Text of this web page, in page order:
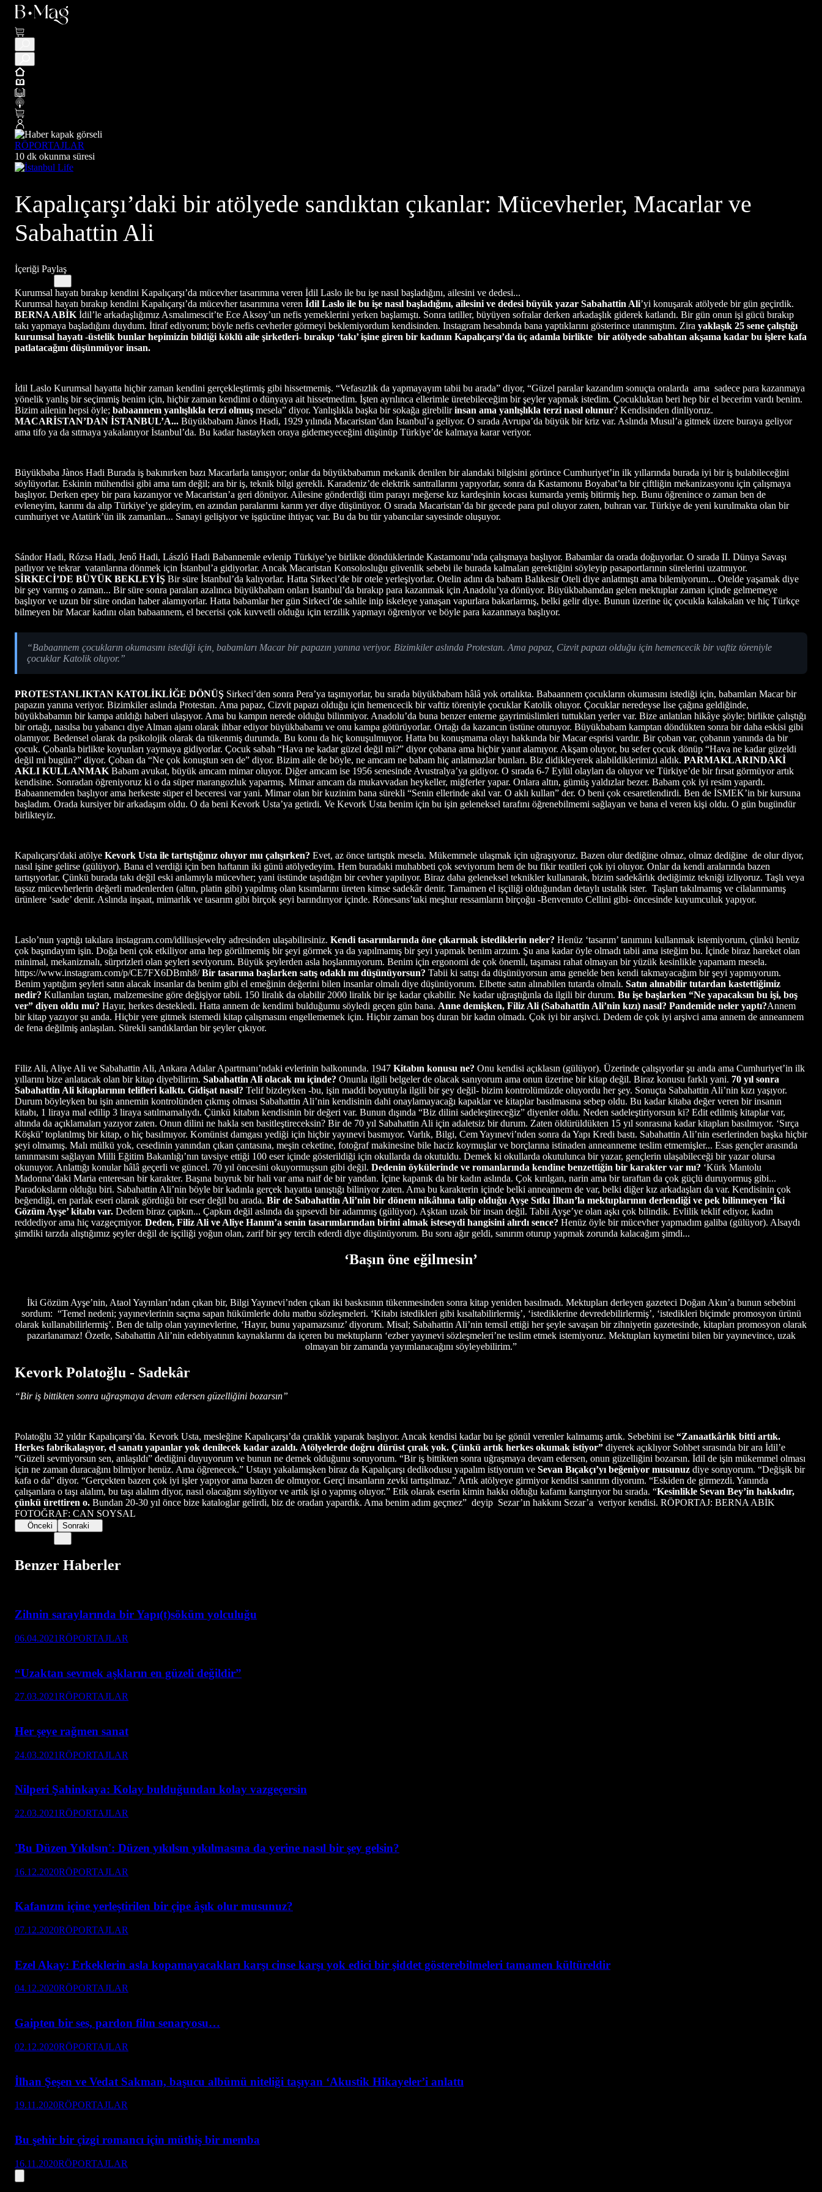
RÖPORTAJLAR
10 dk okunma süresi
Kapalıçarşı’daki bir atölyede sandıktan çıkanlar: Mücevherler, Macarlar ve
Sabahattin Ali
İçeriği Paylaş
Kurumsal hayatı bırakıp kendini Kapalıçarşı’da mücevher tasarımına veren İdil Laslo ile bu işe nasıl başladığını, ailesini ve dedesi...
Kurumsal hayatı bırakıp kendini Kapalıçarşı’da mücevher tasarımına veren İdil Laslo ile bu işe nasıl başladığını, ailesini ve dedesi büyük yazar Sabahattin Ali’yi konuşarak atölyede bir gün geçirdik.
BERNA ABİK İdil’le arkadaşlığımız Asmalımescit’te Ece Aksoy’un nefis yemeklerini yerken başlamıştı. Sonra tatiller, büyüyen sofralar derken arkadaşlık giderek katlandı. Bir gün onun işi gücü bırakıp
takı yapmaya başladığını duydum. İtiraf ediyorum; böyle nefis cevherler görmeyi beklemiyordum kendisinden. Instagram hesabında bana yaptıklarını gösterince utanmıştım. Zira yaklaşık 25 sene çalıştığı
kurumsal hayatı -üstelik bunlar hepimizin bildiği köklü aile şirketleri- bırakıp ‘takı’ işine giren bir kadının Kapalıçarşı’da üç adamla birlikte bir atölyede sabahtan akşama kadar bu işlere kafa
patlatacağını düşünmüyor insan.
İdil Laslo Kurumsal hayatta hiçbir zaman kendini gerçekleştirmiş gibi hissetmemiş. “Vefasızlık da yapmayayım tabii bu arada” diyor, “Güzel paralar kazandım sonuçta oralarda ama sadece para kazanmaya
yönelik yanlış bir seçimmiş benim için, hiçbir zaman kendimi o dünyaya ait hissetmedim. İşten ayrılınca ellerimle üretebileceğim bir şeyler yapmak istedim. Çocukluktan beri hep bir el becerim vardı benim.
Bizim ailenin hepsi öyle; babaannem yanlışlıkla terzi olmuş mesela” diyor. Yanlışlıkla başka bir sokağa girebilirinsan ama yanlışlıkla terzi nasıl olunur? Kendisinden dinliyoruz.
MACARİSTAN’DAN İSTANBUL’A... Büyükbabam Jànos Hadi, 1929 yılında Macaristan’dan İstanbul’a geliyor. O sırada Avrupa’da büyük bir kriz var. Aslında Musul’a gitmek üzere buraya geliyor
ama tifo ya da sıtmaya yakalanıyor İstanbul’da. Bu kadar hastayken oraya gidemeyeceğini düşünüp Türkiye’de kalmaya karar veriyor.
Büyükbaba Jànos Hadi Burada iş bakınırken bazı Macarlarla tanışıyor; onlar da büyükbabamın mekanik denilen bir alandaki bilgisini görünce Cumhuriyet’in ilk yıllarında burada iyi bir iş bulabileceğini
söylüyorlar. Eskinin mühendisi gibi ama tam değil; ara bir iş, teknik bilgi gerekli. Karadeniz’de elektrik santrallarını yapıyorlar, sonra da Kastamonu Boyabat’ta bir çiftliğin mekanizasyonu için çalışmaya
başlıyor. Derken epey bir para kazanıyor ve Macaristan’a geri dönüyor. Ailesine gönderdiği tüm parayı meğerse kız kardeşinin kocası kumarda yemiş bitirmiş hep. Bunu öğrenince o zaman ben de
evleneyim, karımı da alıp Türkiye’ye gideyim, en azından paralarımı karım yer diye düşünüyor. O sırada Macaristan’da bir gecede para pul oluyor zaten, buhran var. Türkiye de yeni kurulmakta olan bir
cumhuriyet ve Atatürk’ün ilk zamanları... Sanayi gelişiyor ve işgücüne ihtiyaç var. Bu da bu tür yabancılar sayesinde oluşuyor.
Sándor Hadi, Rózsa Hadi, Jenő Hadi, László Hadi Babannemle evlenip Türkiye’ye birlikte döndüklerinde Kastamonu’nda çalışmaya başlıyor. Babamlar da orada doğuyorlar. O sırada II. Dünya Savaşı
patlıyor ve tekrar vatanlarına dönmek için İstanbul’a gidiyorlar. Ancak Macaristan Konsolosluğu güvenlik sebebi ile burada kalmaları gerektiğini söyleyip pasaportlarının sürelerini uzatmıyor.
SİRKECİ’DE BÜYÜK BEKLEYİŞ Bir süre İstanbul’da kalıyorlar. Hatta Sirkeci’de bir otele yerleşiyorlar. Otelin adını da babam Balıkesir Oteli diye anlatmıştı ama bilemiyorum... Otelde yaşamak diye
bir şey varmış o zaman... Bir süre sonra paraları azalınca büyükbabam onları İstanbul’da bırakıp para kazanmak için Anadolu’ya dönüyor. Büyükbabamdan gelen mektuplar zaman içinde gelmemeye
başlıyor ve uzun bir süre ondan haber alamıyorlar. Hatta babamlar her gün Sirkeci’de sahile inip iskeleye yanaşan vapurlara bakarlarmış, belki gelir diye. Bunun üzerine üç çocukla kalakalan ve hiç Türkçe
bilmeyen bir Macar kadını olan babaannem, el becerisi çok kuvvetli olduğu için terzilik yapmayı öğreniyor ve böyle para kazanmaya başlıyor.
“Babaannem çocukların okumasını istediği için, babamları Macar bir papazın yanına veriyor. Bizimkiler aslında Protestan. Ama papaz, Cizvit papazı olduğu için hemencecik bir vaftiz töreniyle
çocuklar Katolik oluyor.”
PROTESTANLIKTAN KATOLİKLİĞE DÖNÜŞ Sirkeci’den sonra Pera’ya taşınıyorlar, bu sırada büyükbabam hâlâ yok ortalıkta. Babaannem çocukların okumasını istediği için, babamları Macar bir
papazın yanına veriyor. Bizimkiler aslında Protestan. Ama papaz, Cizvit papazı olduğu için hemencecik bir vaftiz töreniyle çocuklar Katolik oluyor. Çocuklar neredeyse lise çağına geldiğinde,
büyükbabamın bir kampa atıldığı haberi ulaşıyor. Ama bu kampın nerede olduğu bilinmiyor. Anadolu’da buna benzer enterne gayrimüslimleri tuttukları yerler var. Bize anlatılan hikâye şöyle; birlikte çalıştığı
bir ortağı, nasılsa bu yabancı diye Alman ajanı olarak ihbar ediyor büyükbabamı ve onu kampa götürüyorlar. Ortağı da kazancın üstüne oturuyor. Büyükbabam kamptan döndükten sonra bir daha eskisi gibi
olamıyor. Bedensel olarak da psikolojik olarak da tükenmiş durumda. Bu konu da hiç konuşulmuyor. Hatta bu konuşmama olayı hakkında bir Macar esprisi vardır. Bir çoban var, çobanın yanında da bir
çocuk. Çobanla birlikte koyunları yaymaya gidiyorlar. Çocuk sabah “Hava ne kadar güzel değil mi?” diyor çobana ama hiçbir yanıt alamıyor. Akşam oluyor, bu sefer çocuk dönüp “Hava ne kadar güzeldi
değil mi bugün?” diyor. Çoban da “Ne çok konuştun sen de” diyor. Bizim aile de böyle, ne amcam ne babam hiç anlatmazlar bunları. Biz didikleyerek alabildiklerimizi aldık. PARMAKLARINDAKİ
AKLI KULLANMAK Babam avukat, büyük amcam mimar oluyor. Diğer amcam ise 1956 senesinde Avustralya’ya gidiyor. O sırada 6-7 Eylül olayları da oluyor ve Türkiye’de bir fırsat görmüyor artık
kendisine. Sonradan öğreniyoruz ki o da süper marangozluk yaparmış. Mimar amcam da mukavvadan heykeller, miğferler yapar. Onlara altın, gümüş yaldızlar bezer. Babam çok iyi resim yapardı.
Babaannemden başlıyor ama herkeste süper el beceresi var yani. Mimar olan bir kuzinim bana sürekli “Senin ellerinde akıl var. O aklı kullan” der. O beni çok cesaretlendirdi. Ben de İSMEK’in bir kursuna
başladım. Orada kursiyer bir arkadaşım oldu. O da beni Kevork Usta’ya getirdi. Ve Kevork Usta benim için bu işin geleneksel tarafını öğrenebilmemi sağlayan ve bana el veren kişi oldu. O gün bugündür
birlikteyiz.
Kapalıçarşı'daki atölye Kevork Usta ile tartıştığınız oluyor mu çalışırken? Evet, az önce tartıştık mesela. Mükemmele ulaşmak için uğraşıyoruz. Bazen olur dediğine olmaz, olmaz dediğine de olur diyor,
nasıl işine gelirse (gülüyor). Bana el verdiği için ben haftanın iki günü atölyedeyim. Hem buradaki muhabbeti çok seviyorum hem de bu fikir teatileri çok iyi oluyor. Onlar da kendi aralarında bazen
tartışıyorlar. Çünkü burada takı değil eski anlamıyla mücevher; yani üstünde taşıdığın bir cevher yapılıyor. Biraz daha geleneksel teknikler kullanarak, bizim sadekârlık dediğimiz tekniği izliyoruz. Taşlı veya
taşsız mücevherlerin değerli madenlerden (altın, platin gibi) yapılmış olan kısımlarını üreten kimse sadekâr denir. Tamamen el işçiliği olduğundan detaylı ustalık ister. Taşları takılmamış ve cilalanmamış
ürünlere ‘sade’ denir. Aslında inşaat, mimarlık ve tasarım gibi birçok şeyi barındırıyor içinde. Rönesans’taki meşhur ressamların birçoğu -Benvenuto Cellini gibi- öncesinde kuyumculuk yapıyor.
Laslo’nun yaptığı takılara instagram.com/idiliusjewelry adresinden ulaşabilirsiniz. Kendi tasarımlarında öne çıkarmak istediklerin neler? Henüz ‘tasarım’ tanımını kullanmak istemiyorum, çünkü henüz
çok başındayım işin. Doğa beni çok etkiliyor ama hep görülmemiş bir şeyi görmek ya da yapılmamış bir şeyi yapmak benim arzum. Şu ana kadar öyle olmadı tabii ama isteğim bu. İçinde biraz hareket olan
minimal, mekanizmalı, sürprizleri olan şeyleri seviyorum. Büyük şeylerden asla hoşlanmıyorum. Benim için ergonomi de çok önemli, taşıması rahat olmayan bir yüzük kesinlikle yapamam mesela.
https://www.instagram.com/p/CE7FX6DBmh8/Bir tasarıma başlarken satış odaklı mı düşünüyorsun? Tabii ki satışı da düşünüyorsun ama genelde ben kendi takmayacağım bir şeyi yapmıyorum.
Benim yaptığım şeyleri satın alacak insanlar da benim gibi el emeğinin değerini bilen insanlar olmalı diye düşünüyorum. Elbette satın alınabilen tutarda olmalı. Satın alınabilir tutardan kastettiğimiz
nedir? Kullanılan taştan, malzemesine göre değişiyor tabii. 150 liralık da olabilir 2000 liralık bir işe kadar çıkabilir. Ne kadar uğraştığınla da ilgili bir durum. Bu işe başlarken “Ne yapacaksın bu işi, boş
ver” diyen oldu mu? Hayır, herkes destekledi. Hatta annem de kendimi bulduğumu söyledi geçen gün bana. Anne demişken, Filiz Ali (Sabahattin Ali’nin kızı) nasıl? Pandemide neler yaptı?Annem
bir kitap yazıyor şu anda. Hiçbir yere gitmek istemedi kitap çalışmasını engellememek için. Hiçbir zaman boş duran bir kadın olmadı. Çok iyi bir arşivci. Dedem de çok iyi arşivci ama annem de anneannem
de fena değilmiş anlaşılan. Sürekli sandıklardan bir şeyler çıkıyor.
Filiz Ali, Aliye Ali ve Sabahattin Ali, Ankara Adalar Apartmanı’ndaki evlerinin balkonunda. 1947 Kitabın konusu ne? Onu kendisi açıklasın (gülüyor). Üzerinde çalışıyorlar şu anda ama Cumhuriyet’in ilk
yıllarını bize anlatacak olan bir kitap diyebilirim. Sabahattin Ali olacak mı içinde? Onunla ilgili belgeler de olacak sanıyorum ama onun üzerine bir kitap değil. Biraz konusu farklı yani. 70 yıl sonra
Sabahattin Ali kitaplarının telifleri kalktı. Gidişat nasıl? Telif bizdeyken -bu, işin maddi boyutuyla ilgili bir şey değil- bizim kontrolümüzde oluyordu her şey. Sonuçta Sabahattin Ali’nin kızı yaşıyor.
Durum böyleyken bu işin annemin kontrolünden çıkmış olması Sabahattin Ali’nin kendisinin dahi onaylamayacağı kapaklar ve kitaplar basılmasına sebep oldu. Bu kadar kitaba değer veren bir insanın
kitabı, 1 liraya mal edilip 3 liraya satılmamalıydı. Çünkü kitabın kendisinin bir değeri var. Bunun dışında “Biz dilini sadeleştireceğiz” diyenler oldu. Neden sadeleştiriyorsun ki? Edit edilmiş kitaplar var,
altında da açıklamaları yazıyor zaten. Onun dilini ne hakla sen basitleştireceksin? Bir de 70 yıl Sabahattin Ali için adaletsiz bir durum. Zaten öldürüldükten 15 yıl sonrasına kadar kitapları basılmıyor. ‘Sırça
Köşkü’ toplatılmış bir kitap, o hiç basılmıyor. Komünist damgası yediği için hiçbir yayınevi basmıyor. Varlık, Bilgi, Cem Yayınevi’nden sonra da Yapı Kredi bastı. Sabahattin Ali’nin eserlerinden başka hiçbir
şeyi olmamış. Malı mülkü yok, cesedinin yanından çıkan çantasına, meşin ceketine, fotoğraf makinesine bile haciz koymuşlar ve borçlarına istinaden anneanneme teslim etmemişler... Esas gençler arasında
tanınmasını sağlayan Milli Eğitim Bakanlığı’nın tavsiye ettiği 100 eser içinde gösterildiği için okullarda da okutuldu. Demek ki okullarda okutulunca bir yazar, gençlerin ulaşabileceği bir yazar olursa
okunuyor. Anlattığı konular hâlâ geçerli ve güncel. 70 yıl öncesini okuyormuşsun gibi değil. Dedenin öykülerinde ve romanlarında kendine benzettiğin bir karakter var mı? ‘Kürk Mantolu
Madonna’daki Maria enteresan bir karakter. Başına buyruk bir hali var ama naif de bir yandan. İçine kapanık da bir kadın aslında. Çok kırılgan, narin ama bir taraftan da çok güçlü duruyormuş gibi...
Paradoksların olduğu biri. Sabahattin Ali’nin böyle bir kadınla gerçek hayatta tanıştığı biliniyor zaten. Ama bu karakterin içinde belki anneannem de var, belki diğer kız arkadaşları da var. Kendisinin çok
beğendiği, en parlak eseri olarak gördüğü bir eser değil bu arada. Bir de Sabahattin Ali’nin bir dönem nikâhına talip olduğu Ayşe Sıtkı İlhan’la mektuplarının derlendiği ve pek bilinmeyen ‘İki
Gözüm Ayşe’ kitabı var. Dedem biraz çapkın... Çapkın değil aslında da şıpsevdi bir adammış (gülüyor). Aşktan uzak bir insan değil. Tabii Ayşe’ye olan aşkı çok bilindik. Evlilik teklif ediyor, kadın
reddediyor ama hiç vazgeçmiyor. Deden, Filiz Ali ve Aliye Hanım’a senin tasarımlarından birini almak isteseydi hangisini alırdı sence? Henüz öyle bir mücevher yapmadım galiba (gülüyor). Alsaydı
şimdiki tarzda alıştığımız şeyler değil de işçiliği yoğun olan, zarif bir şey tercih ederdi diye düşünüyorum. Bu soru ağır geldi, sanırım oturup yapmak zorunda kalacağım şimdi...
‘Başın öne eğilmesin’
İki Gözüm Ayşe’nin, Ataol Yayınları’ndan çıkan bir, Bilgi Yayınevi’nden çıkan iki baskısının tükenmesinden sonra kitap yeniden basılmadı. Mektupları derleyen gazeteci Doğan Akın’a bunun sebebini
sordum: “Temel nedeni; yayınevlerinin saçma sapan hükümlerle dolu matbu sözleşmeleri. ‘Kitabı istedikleri gibi kısaltabilirlermiş’, ‘istediklerine devredebilirlermiş’, ‘istedikleri biçimde promosyon ürünü
olarak kullanabilirlermiş’. Ben de talip olan yayınevlerine, ‘Hayır, bunu yapamazsınız’ diyorum. Misal; Sabahattin Ali’nin temsil ettiği her şeyle savaşan bir zihniyetin gazetesinde, kitapları promosyon olarak
pazarlanamaz! Özetle, Sabahattin Ali’nin edebiyatının kaynaklarını da içeren bu mektupların ‘ezber yayınevi sözleşmeleri’ne teslim etmek istemiyoruz. Mektupları kıymetini bilen bir yayınevince, uzak
olmayan bir zamanda yayımlanacağını söyleyebilirim.”
Kevork Polatoğlu - Sadekâr
“Bir iş bittikten sonra uğraşmaya devam edersen güzelliğini bozarsın”
Polatoğlu 32 yıldır Kapalıçarşı’da. Kevork Usta, mesleğine Kapalıçarşı’da çıraklık yaparak başlıyor. Ancak kendisi kadar bu işe gönül verenler kalmamış artık. Sebebini ise “Zanaatkârlık bitti artık.
Herkes fabrikalaşıyor, el sanatı yapanlar yok denilecek kadar azaldı. Atölyelerde doğru dürüst çırak yok. Çünkü artık herkes okumak istiyor” diyerek açıklıyor Sohbet sırasında bir ara İdil’e
“Güzeli sevmiyorsun sen, anlaşıldı” dediğini duyuyorum ve bunun ne demek olduğunu soruyorum. “Bir iş bittikten sonra uğraşmaya devam edersen, onun güzelliğini bozarsın. İdil de işin mükemmel olması
için ne zaman duracağını bilmiyor henüz. Ama öğrenecek.” Ustayı yakalamışken biraz da Kapalıçarşı dedikodusu yapalım istiyorum ve Sevan Bıçakçı’yı beğeniyor musunuz diye soruyorum. “Değişik bir
kafa o da” diyor. “Gerçekten bazen çok iyi işler yapıyor ama bazen de olmuyor. Gerçi insanların zevki tartışılmaz.” Artık atölyeye girmiyor kendisi sanırım diyorum. “Eskiden de girmezdi. Yanında
çalışanlara o taşı alalım, bu taşı alalım diyor, nasıl olacağını söylüyor ve artık işi o yapmış oluyor.” Etik olarak eserin kimin hakkı olduğu kafamı karıştırıyor bu sırada. “Kesinlikle Sevan Bey’in hakkıdır,
çünkü ürettiren o. Bundan 20-30 yıl önce bize kataloglar gelirdi, biz de oradan yapardık. Ama benim adım geçmez” deyip Sezar’ın hakkını Sezar’a veriyor kendisi. RÖPORTAJ: BERNA ABİK
FOTOĞRAF: CAN SOYSAL
Önceki Sonraki
Benzer Haberler
Zihnin saraylarında bir Yapı(t)söküm yolculuğu
06.04.2021RÖPORTAJLAR
“Uzaktan sevmek aşkların en güzeli değildir”
27.03.2021RÖPORTAJLAR
Her şeye rağmen sanat
24.03.2021RÖPORTAJLAR
Nilperi Şahinkaya: Kolay bulduğundan kolay vazgeçersin
22.03.2021RÖPORTAJLAR
'Bu Düzen Yıkılsın': Düzen yıkılsın yıkılmasına da yerine nasıl bir şey gelsin?
16.12.2020RÖPORTAJLAR
Kafanızın içine yerleştirilen bir çipe âşık olur musunuz?
07.12.2020RÖPORTAJLAR
Ezel Akay: Erkeklerin asla kopamayacakları karşı cinse karşı yok edici bir şiddet gösterebilmeleri tamamen kültüreldir
04.12.2020RÖPORTAJLAR
Gaipten bir ses, pardon film senaryosu…
02.12.2020RÖPORTAJLAR
İlhan Şeşen ve Vedat Sakman, başucu albümü niteliği taşıyan ‘Akustik Hikayeler’i anlattı
19.11.2020RÖPORTAJLAR
Bu şehir bir çizgi romancı için müthiş bir memba
16.11.2020RÖPORTAJLAR